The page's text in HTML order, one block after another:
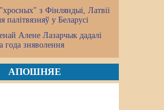
з Фінляндыі, Латвіі
палітвязняў у Беларусі
Алене Лазарчык дадалі
года зняволення
АПОШНЯЕ